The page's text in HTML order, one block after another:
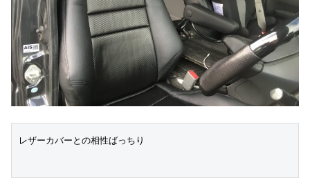
レザーカバーとの相性ばっちり